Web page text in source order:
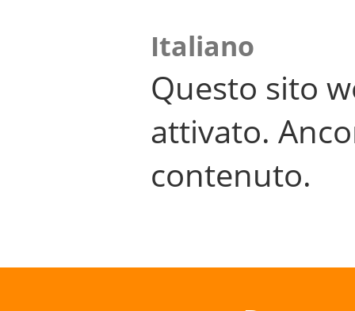
Italiano
Questo sito
attivato.
contenuto.